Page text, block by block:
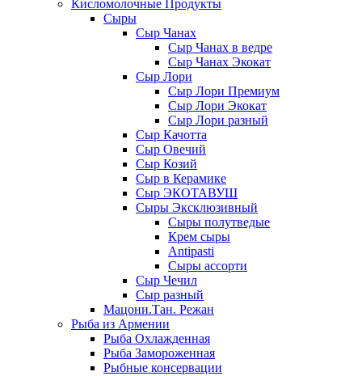
Кисломолочные Продукты
Сыры
Сыр Чанах
Сыр Чанах в ведре
Сыр Чанах Экокат
Сыр Лори
Сыр Лори Премиум
Сыр Лори Экокат
Сыр Лори разный
Сыр Качотта
Сыр Овечий
Сыр Козий
Сыр в Керамике
Сыр ЭКОТАВУШ
Сыры Эксклюзивный
Сыры полутведые
Крем сыры
Antipasti
Сыры ассорти
Сыр Чечил
Сыр разный
Мацони.Тан. Режан
Рыба из Армении
Рыба Охлажденная
Рыба Замороженная
Рыбные консервации